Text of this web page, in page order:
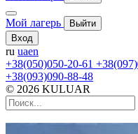
Мой лагерь
Выйти
Вход
ru uaen
+38(050)050-20-61
+38(093)090-88-48
© 2026 KULUAR